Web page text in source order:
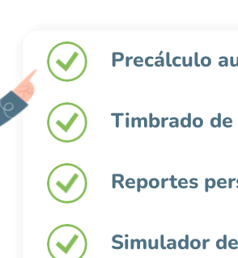
Precálculo
Timbrado
Reportes
Simulador